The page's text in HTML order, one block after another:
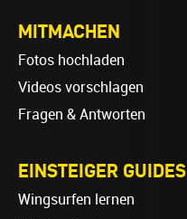
MITMACHEN
Fotos hochladen
Videos vorschlagen
Fragen & Antworten
EINSTEIGER GUIDES
Wingsurfen lernen